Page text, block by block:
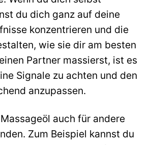
du dich ganz auf deine
konzentrieren und die
wie sie dir am besten
Partner massierst, ist es
Signale zu achten und den
anzupassen.
auch für andere
Zum Beispiel kannst du